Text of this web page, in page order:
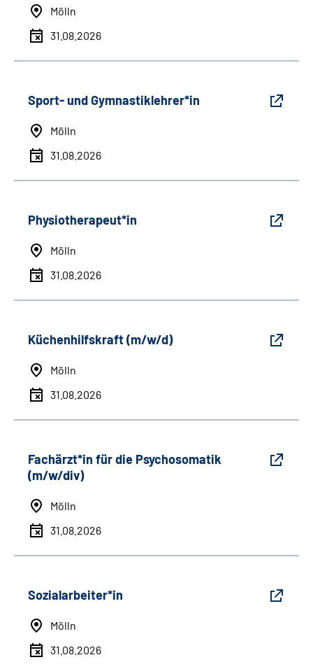
Mölln
31.08.2026
Sport- und Gymnastiklehrer*in
Mölln
31.08.2026
Physiotherapeut*in
Mölln
31.08.2026
Küchenhilfskraft (m/w/d)
Mölln
31.08.2026
Fachärzt*in für die Psychosomatik
(m/w/div)
Mölln
31.08.2026
Sozialarbeiter*in
Mölln
31.08.2026